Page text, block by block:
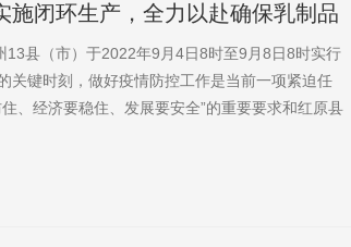
施闭环生产，全力以赴确保乳制品
县（市）于2022年9月4日8时至9月8日8时实行
关键时刻，做好疫情防控工作是当前一项紧迫任
、经济要稳住、发展要安全”的重要要求和红原县